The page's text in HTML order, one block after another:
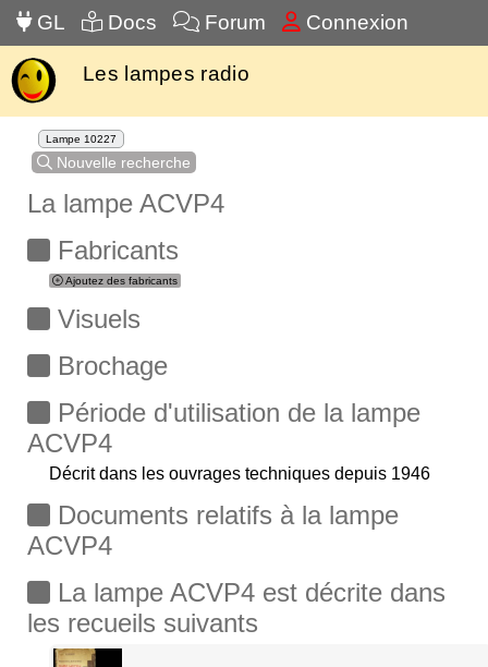
GL Docs Forum Connexion
Les lampes radio
Lampe 10227
Nouvelle recherche
La lampe ACVP4
Fabricants
Ajoutez des fabricants
Visuels
Brochage
Période d'utilisation de la lampe
ACVP4
Décrit dans les ouvrages techniques depuis 1946
Documents relatifs à la lampe
ACVP4
La lampe ACVP4 est décrite dans
les recueils suivants